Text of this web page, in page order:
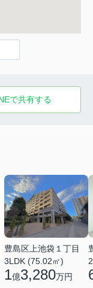
で共有する
豊島区上池袋１丁目
3LDK (75.02㎡)
1億3,280万円